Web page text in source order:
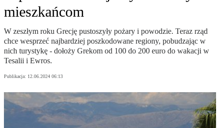
mieszkańcom
W zeszłym roku Grecję pustoszyły pożary i powodzie. Teraz rząd
chce wesprzeć najbardziej poszkodowane regiony, pobudzając w
nich turystykę - dołoży Grekom od 100 do 200 euro do wakacji w
Tesalii i Ewros.
Publikacja: 12.06.2024 06:13